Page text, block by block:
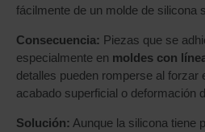
fácilmente de un molde de silicona
Consecuencia: Piezas que se
especialmente en moldes con
detalles pueden romperse al forzar
acabado superficial o deformación
Solución: Aunque la silicona tiene